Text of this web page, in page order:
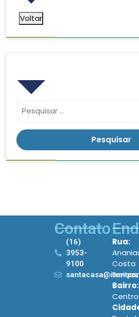
Voltar
Contato
(16)
3953-
9100
Rua:
Costa
Bairro:
Centro